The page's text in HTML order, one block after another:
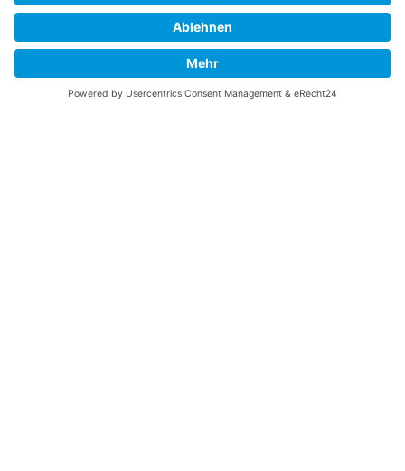
Datenschutzerklärung